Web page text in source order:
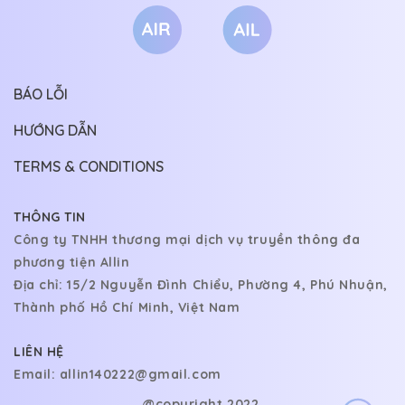
24/12/2023
Lấy chồng đại gia
Có mà tác giả chưa viết xong
THÔNG TIN
Công ty TNHH thương mại dịch vụ truyền thông đa
phương tiện Allin
Địa chỉ: 15/2 Nguyễn Đình Chiểu, Phường 4, Phú Nhuận,
Thành phố Hồ Chí Minh, Việt Nam
LIÊN HỆ
Email: allin140222@gmail.com
BÁO LỖI
HƯỚNG DẪN
TERMS & CONDITIONS